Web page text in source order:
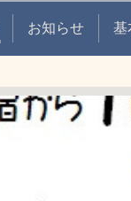
お知らせ 基